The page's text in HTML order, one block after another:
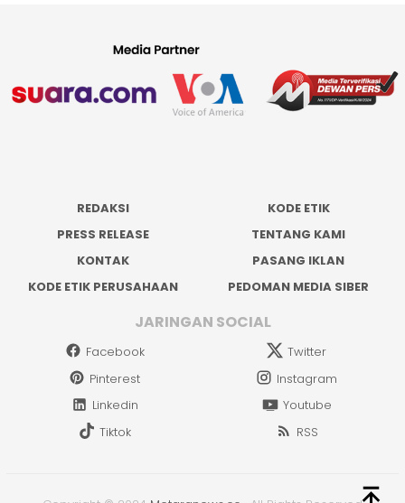
REDAKSI
KODE ETIK
PRESS RELEASE
TENTANG KAMI
KONTAK
PASANG IKLAN
KODE ETIK PERUSAHAAN
PEDOMAN MEDIA SIBER
JARINGAN SOCIAL
Facebook
Twitter
Pinterest
Instagram
Linkedin
Youtube
Tiktok
RSS